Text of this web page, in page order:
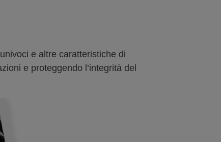
e altre caratteristiche di
e proteggendo l’integrità del